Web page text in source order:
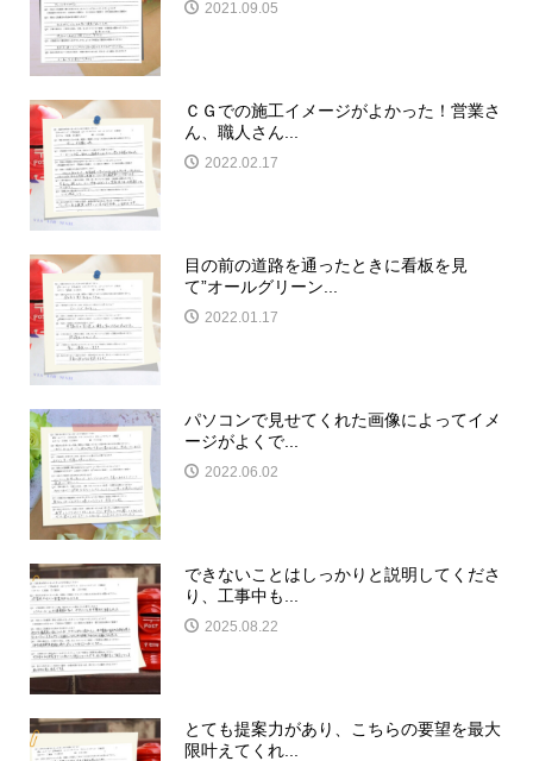
2021.09.05
ＣＧでの施工イメージがよかった！営業さ
ん、職人さん...
2022.02.17
目の前の道路を通ったときに看板を見
て”オールグリーン...
2022.01.17
パソコンで見せてくれた画像によってイメ
ージがよくで...
2022.06.02
できないことはしっかりと説明してくださ
り、工事中も...
2025.08.22
とても提案力があり、こちらの要望を最大
限叶えてくれ...